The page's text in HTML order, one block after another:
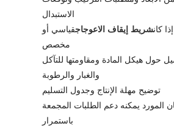
الاستبدال
كانشريط إيقاف الاعوجاجقياسي أو
مخصص
حول هيكل المادة ومقاومتها للتآكل
والغبار والرطوبة
توضيح مهلة الإنتاج وجدول التسليم
المورد يمكنه دعم الطلبات المجمعة
باستمرار